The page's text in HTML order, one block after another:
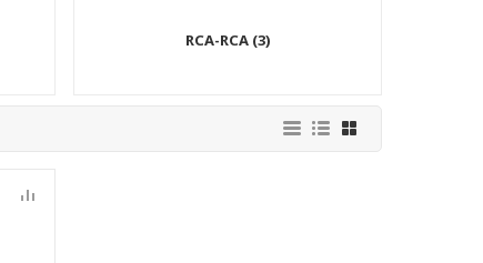
RCA-RCA (3)